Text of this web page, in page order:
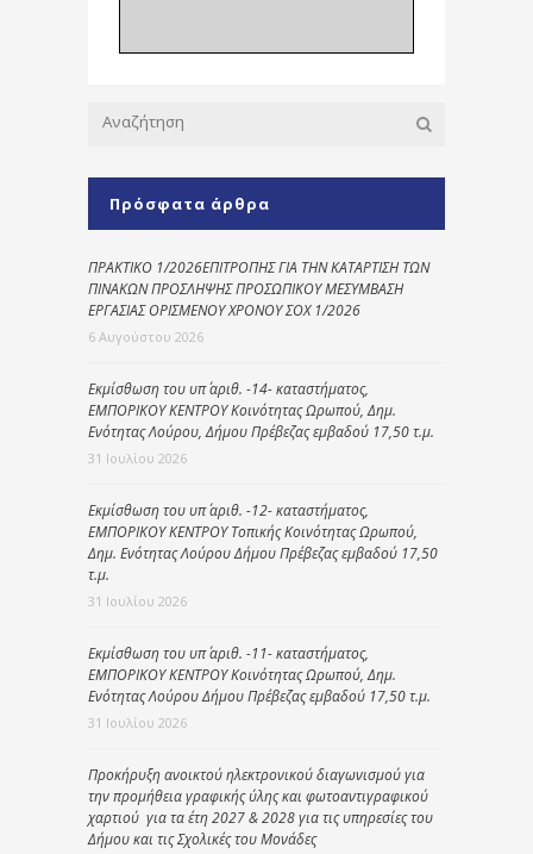
Πρόσφατα άρθρα
ΠΡΑΚΤΙΚΟ 1/2026ΕΠΙΤΡΟΠΗΣ ΓΙΑ ΤΗΝ ΚΑΤΑΡΤΙΣΗ ΤΩΝ
ΠΙΝΑΚΩΝ ΠΡΟΣΛΗΨΗΣ ΠΡΟΣΩΠΙΚΟΥ ΜΕΣΥΜΒΑΣΗ
ΕΡΓΑΣΙΑΣ ΟΡΙΣΜΕΝΟΥ ΧΡΟΝΟΥ ΣΟΧ 1/2026
6 Αυγούστου 2026
Εκμίσθωση του υπ΄ αριθ. -14- καταστήματος,
ΕΜΠΟΡΙΚΟΥ ΚΕΝΤΡΟΥ Κοινότητας Ωρωπού, Δημ.
Ενότητας Λούρου, Δήμου Πρέβεζας εμβαδού 17,50 τ.μ.
31 Ιουλίου 2026
Εκμίσθωση του υπ΄ αριθ. -12- καταστήματος,
ΕΜΠΟΡΙΚΟΥ ΚΕΝΤΡΟΥ Τοπικής Κοινότητας Ωρωπού,
Δημ. Ενότητας Λούρου Δήμου Πρέβεζας εμβαδού 17,50
τ.μ.
31 Ιουλίου 2026
Εκμίσθωση του υπ΄ αριθ. -11- καταστήματος,
ΕΜΠΟΡΙΚΟΥ ΚΕΝΤΡΟΥ Κοινότητας Ωρωπού, Δημ.
Ενότητας Λούρου Δήμου Πρέβεζας εμβαδού 17,50 τ.μ.
31 Ιουλίου 2026
Προκήρυξη ανοικτού ηλεκτρονικού διαγωνισμού για
την προμήθεια γραφικής ύλης και φωτοαντιγραφικού
χαρτιού για τα έτη 2027 & 2028 για τις υπηρεσίες του
Δήμου και τις Σχολικές του Μονάδες